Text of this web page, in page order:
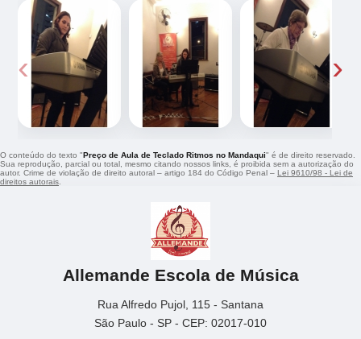
‹ ›
O conteúdo do texto " Preço de Aula de Teclado Ritmos no Mandaqui" é de direito reservado.
Sua reprodução, parcial ou total, mesmo citando nossos links, é proibida sem a autorização do
autor. Crime de violação de direito autoral – artigo 184 do Código Penal – Lei 9610/98 - Lei de
direitos autorais.
Allemande Escola de Música
Rua Alfredo Pujol, 115 - Santana
São Paulo - SP - CEP: 02017-010